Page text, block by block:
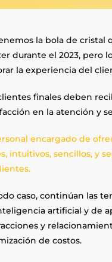
la bola de cristal
durante el 2023, pero
la experiencia del
finales deben
en la atención y
encargado de
intuitivos, sencillos, y
caso, continúan las
artificial y de
y
de costos.